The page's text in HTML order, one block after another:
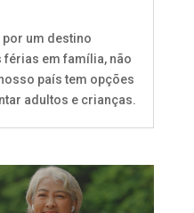
um destino
em família, não
país tem opções
adultos e crianças.